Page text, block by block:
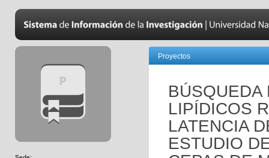
Proyectos
BÚSQUEDA
LIPÍDICOS
LATENCIA
ESTUDIO